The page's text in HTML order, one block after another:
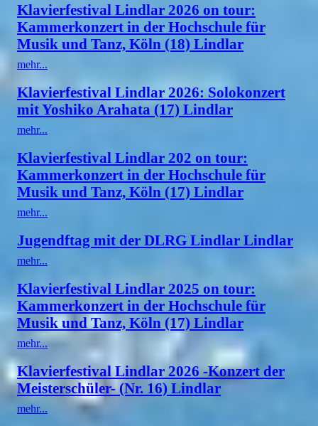
Klavierfestival Lindlar 2026 on tour:
Kammerkonzert in der Hochschule für
Musik und Tanz, Köln (18) Lindlar
mehr...
Klavierfestival Lindlar 2026: Solokonzert
mit Yoshiko Arahata (17) Lindlar
mehr...
Klavierfestival Lindlar 202 on tour:
Kammerkonzert in der Hochschule für
Musik und Tanz, Köln (17) Lindlar
mehr...
Jugendftag mit der DLRG Lindlar Lindlar
mehr...
Klavierfestival Lindlar 2025 on tour:
Kammerkonzert in der Hochschule für
Musik und Tanz, Köln (17) Lindlar
mehr...
Klavierfestival Lindlar 2026 -Konzert der
Meisterschüler- (Nr. 16) Lindlar
mehr...